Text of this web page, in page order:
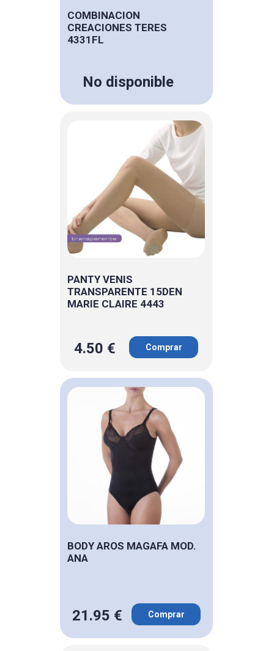
COMBINACION
CREACIONES TERES
4331FL
No disponible
PANTY VENIS
TRANSPARENTE 15DEN
MARIE CLAIRE 4443
4.50 € Comprar
BODY AROS MAGAFA MOD.
ANA
21.95 € Comprar